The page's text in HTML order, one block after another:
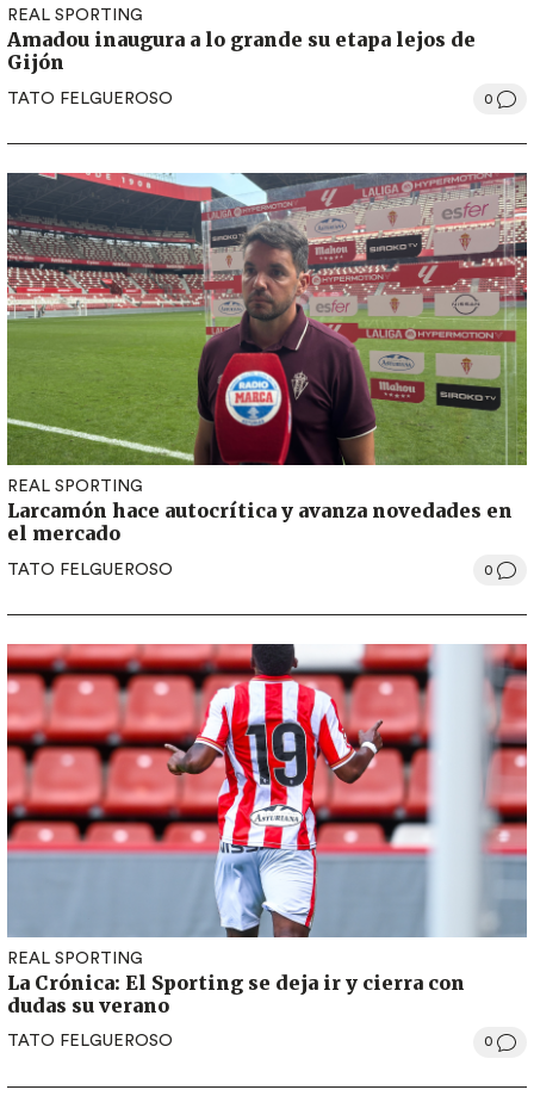
REAL SPORTING
Amadou inaugura a lo grande su etapa lejos de
Gijón
TATO FELGUEROSO 0
REAL SPORTING
Larcamón hace autocrítica y avanza novedades en
el mercado
TATO FELGUEROSO 0
REAL SPORTING
La Crónica: El Sporting se deja ir y cierra con
dudas su verano
TATO FELGUEROSO 0